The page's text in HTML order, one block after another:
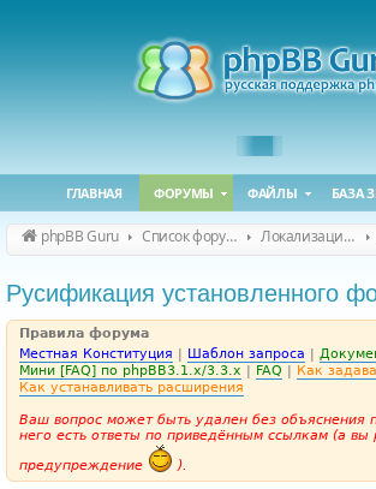
ГЛАВНАЯ ФОРУМЫ ФАЙЛЫ БАЗА
phpBB Guru Список форумов Локализация phpBB
Русификация установленного
Правила форума
Местная Конституция | Шаблон запроса |
Мини [FAQ] по phpBB3.1.x/3.3.x | FAQ | Как
Как устанавливать расширения
Ваш вопрос может быть удален без объяснения
него есть ответы по приведённым ссылкам (а вы
предупреждение
).